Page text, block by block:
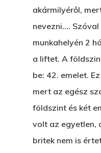
akármilyéről,
nevezni….
munkahelyén 2
a liftet. A
be: 42. emelet.
mert az egész
földszint és két
volt az egyetlen,
britek nem is